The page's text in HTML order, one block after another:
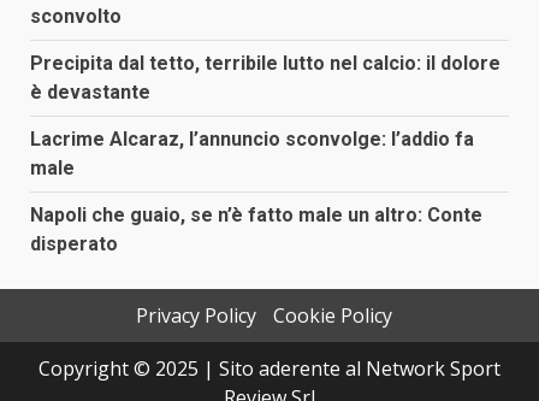
sconvolto
Precipita dal tetto, terribile lutto nel calcio: il dolore
è devastante
Lacrime Alcaraz, l’annuncio sconvolge: l’addio fa
male
Napoli che guaio, se n’è fatto male un altro: Conte
disperato
Privacy Policy
Cookie Policy
Copyright © 2025 | Sito aderente al Network Sport